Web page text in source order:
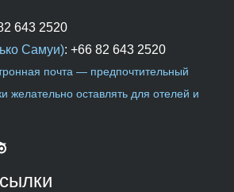
643 2520
Самуи): +66 82 643 2520
почта — предпочтительный
желательно оставлять для отелей и